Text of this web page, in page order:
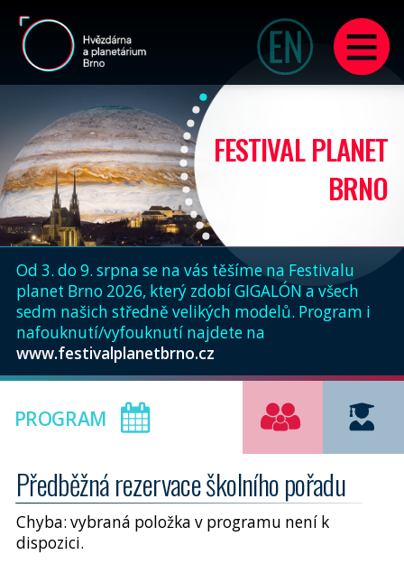
FESTIVAL PLANET
BRNO
Od 3. do 9. srpna se na vás těšíme na Festivalu
planet Brno 2026, který zdobí GIGALÓN a všech
sedm našich středně velikých modelů. Program i
nafouknutí/vyfouknutí najdete na
www.festivalplanetbrno.cz
PROGRAM
Předběžná rezervace školního pořadu
Chyba: vybraná položka v programu není k
dispozici.